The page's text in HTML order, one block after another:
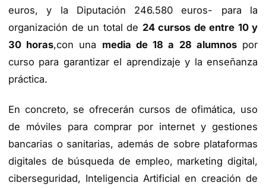
euros, y la Diputación 246.580 euros- para la
organización de un total de 24 cursos de entre 10 y
30 horas,con una media de 18 a 28 alumnospor
curso para garantizar el aprendizaje y la enseñanza
práctica.
En concreto, se ofrecerán cursos de ofimática, uso
de móviles para comprar por internet y gestiones
bancarias o sanitarias, además de sobre plataformas
digitales de búsqueda de empleo, marketing digital,
ciberseguridad, Inteligencia Artificial en creación de